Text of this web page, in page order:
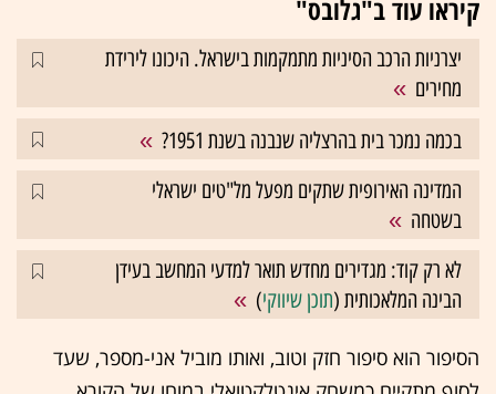
קיראו עוד ב"גלובס"
יצרניות הרכב הסיניות מתמקמות בישראל. היכונו לירידת
מחירים
בכמה נמכר בית בהרצליה שנבנה בשנת 1951?
המדינה האירופית שתקים מפעל מל"טים ישראלי
בשטחה
לא רק קוד: מגדירים מחדש תואר למדעי המחשב בעידן
הבינה המלאכותית (תוכן שיווקי)
הסיפור הוא סיפור חזק וטוב, ואותו מוביל אני-מספר, שעד